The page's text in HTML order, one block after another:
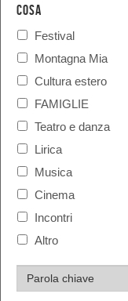
COSA
Festival
Montagna Mia
Cultura estero
FAMIGLIE
Teatro e danza
Lirica
Musica
Cinema
Incontri
Altro